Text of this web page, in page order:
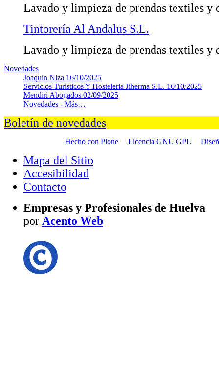
Lavado y limpieza de prendas textiles y
Tintorería Al Andalus S.L.
Lavado y limpieza de prendas textiles y
Novedades
Joaquin Niza 16/10/2025
Servicios Turisticos Y Hosteleria Jiherma S.L. 16/10/2025
Mendiri Abogados 02/09/2025
Novedades - Más…
Boletín de novedades
Hecho con Plone Licencia GNU GPL
Mapa del Sitio
Accesibilidad
Contacto
Empresas y Profesionales de Huelva
por Acento Web